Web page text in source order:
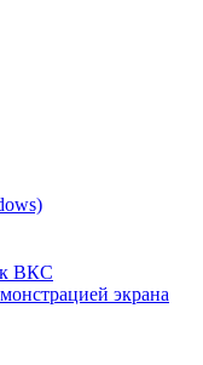
к ВКС
экрана